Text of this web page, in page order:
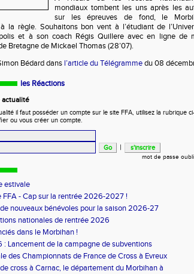
mondiaux tombent les uns après les
sur les épreuves de fond, le
la règle. Souhaitons bon vent à l’étudiant de
et à son coach Régis Quillere avec en ligne de
Bretagne de Mickael Thomas (28’07).
Bédard dans l’article du Télégrammedu 08
les Réactions
actualité
il faut posséder un compte sur le site FFA, utilisez la rubrique ci-
ou vous créer un compte.
|
mot de passe
estivale
FFA - Cap sur la rentrée 2026-2027 !
nouveaux bénévoles pour la saison 2026-27
nationales de rentrée 2026
dans le Morbihan !
: Lancement de la campagne de subventions
des Championnats de France de Cross à Evreux
cross à Carnac, le département du Morbihan à
Le replay du
Aide à la formation